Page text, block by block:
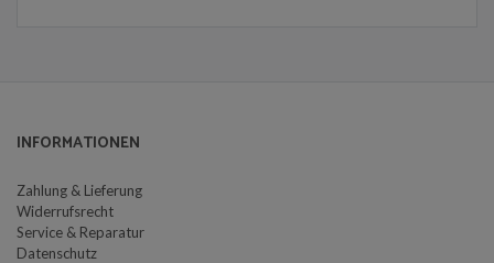
INFORMATIONEN
Zahlung & Lieferung
Widerrufsrecht
Service & Reparatur
Datenschutz